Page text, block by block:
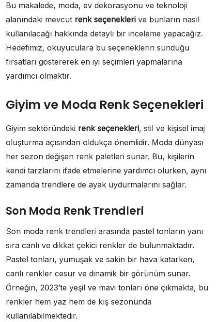
Bu makalede, moda, ev dekorasyonu ve teknoloji
alanındaki mevcut renk seçenekleri ve bunların nasıl
kullanılacağı hakkında detaylı bir inceleme yapacağız.
Hedefimiz, okuyuculara bu seçeneklerin sunduğu
fırsatları göstererek en iyi seçimleri yapmalarına
yardımcı olmaktır.
Giyim ve Moda Renk Seçenekleri
Giyim sektöründeki renk seçenekleri, stil ve kişisel imaj
oluşturma açısından oldukça önemlidir. Moda dünyası
her sezon değişen renk paletleri sunar. Bu, kişilerin
kendi tarzlarını ifade etmelerine yardımcı olurken, aynı
zamanda trendlere de ayak uydurmalarını sağlar.
Son Moda Renk Trendleri
Son moda renk trendleri arasında pastel tonların yanı
sıra canlı ve dikkat çekici renkler de bulunmaktadır.
Pastel tonları, yumuşak ve sakin bir hava katarken,
canlı renkler cesur ve dinamik bir görünüm sunar.
Örneğin, 2023’te yeşil ve mavi tonları öne çıkmakta, bu
renkler hem yaz hem de kış sezonunda
kullanılabilmektedir.